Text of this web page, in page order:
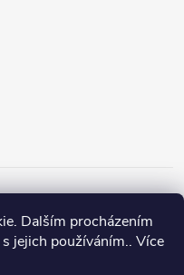
Dalším procházením
jejich používáním.. Více